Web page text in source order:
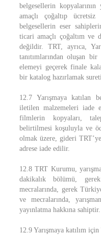
belgesellerin
amaçlı çoğaltıp ücretsiz
belgesellerin eser
ticari amaçlı çoğaltım ve
değildir. TRT, ayrıca,
tanıtımlarından oluşan
elemeyi geçerek finale
bir katalog hazırlamak
12.7 Yarışmaya katılan
iletilen malzemeleri iade
filmlerin kopyaları,
belirtilmesi koşuluyla ve
olmak üzere, gideri
adrese iade edilir.
12.8 TRT Kurumu,
dakikalık bölümü,
mecralarında, gerek
ve mecralarında,
yayınlatma hakkına sahiptir.
12.9 Yarışmaya katılım